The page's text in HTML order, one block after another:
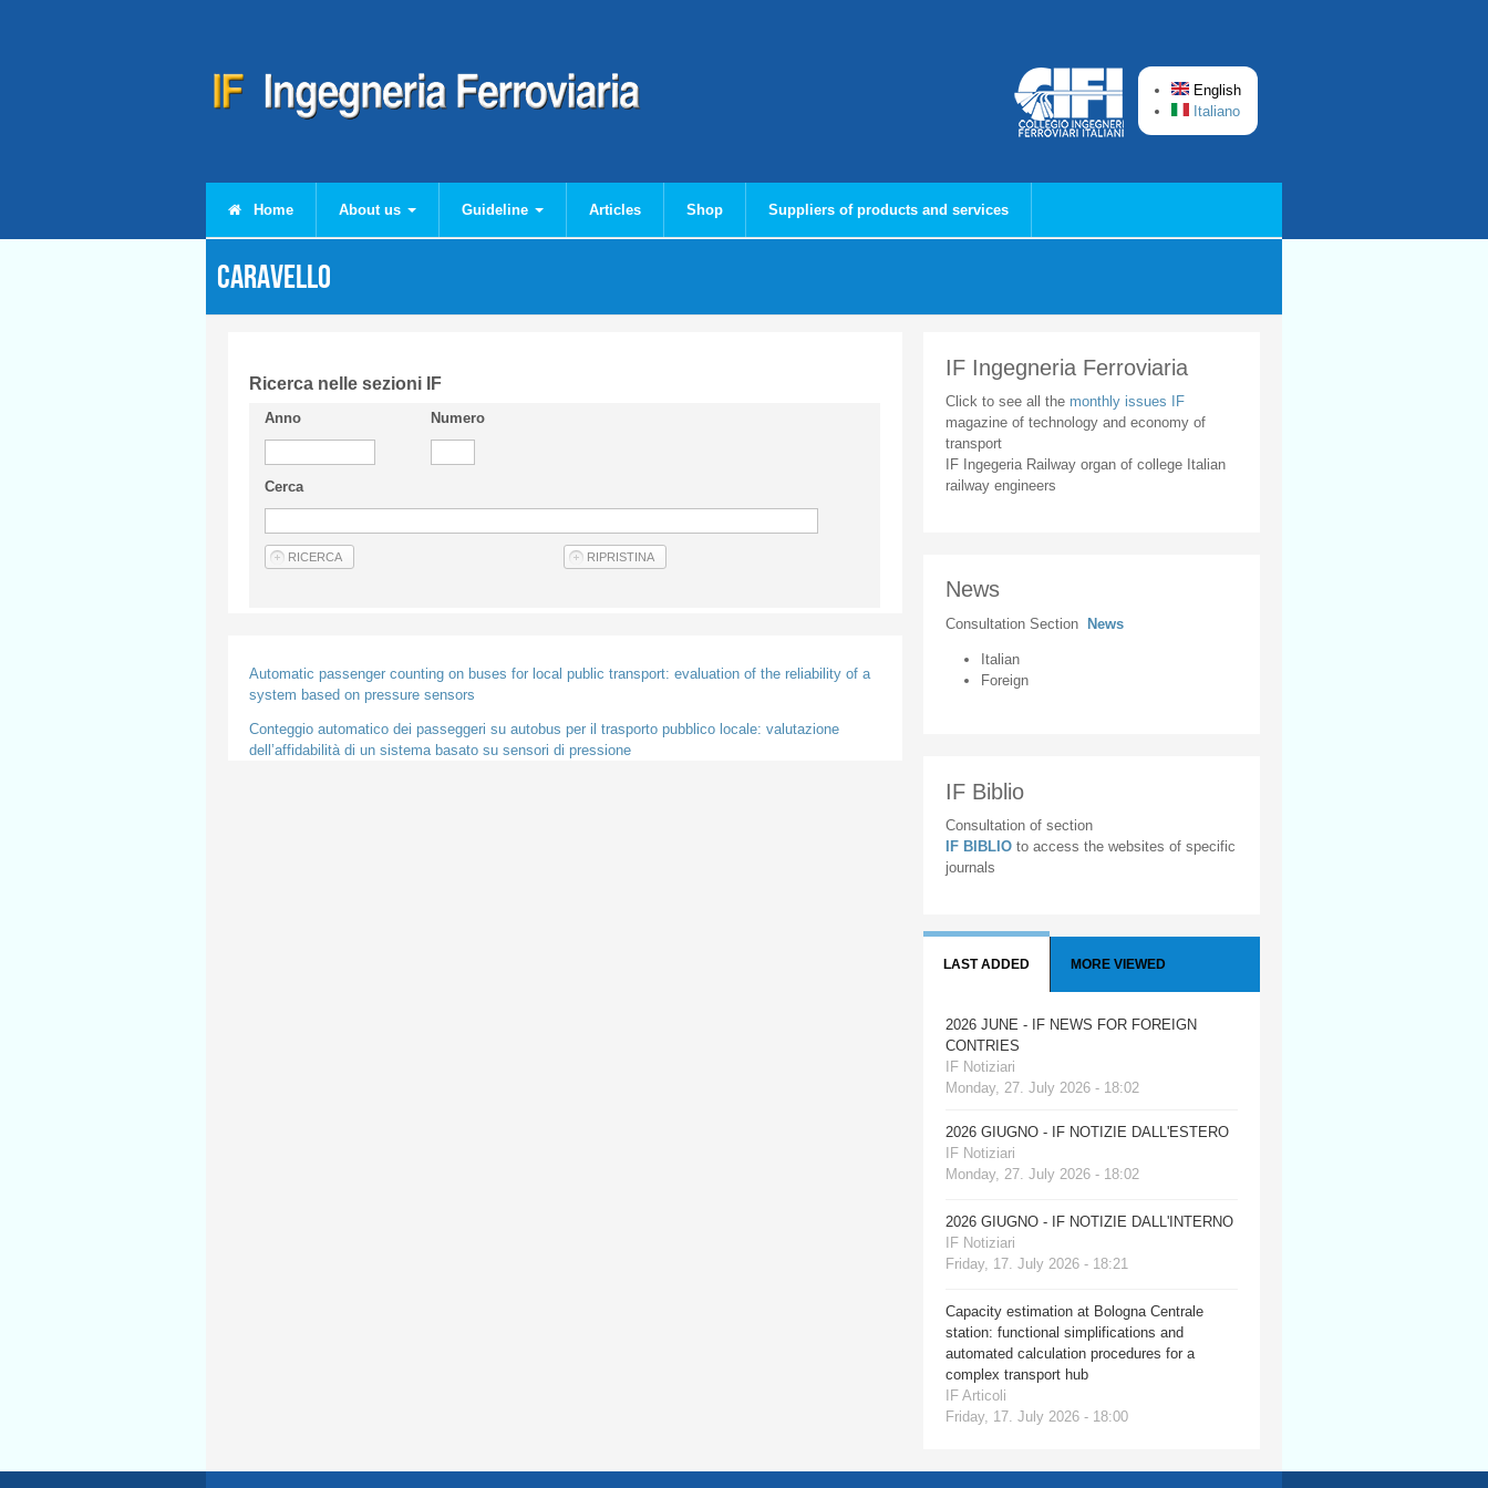
English
Italiano
Home About us Guideline Articles Shop Suppliers of products and services
CARAVELLO
Ricerca nelle sezioni IF
Anno Numero
Cerca
Automatic passenger counting on buses for local public transport: evaluation of the reliability of a
system based on pressure sensors
Conteggio automatico dei passeggeri su autobus per il trasporto pubblico locale: valutazione
dell’affidabilità di un sistema basato su sensori di pressione
IF Ingegneria Ferroviaria
Click to see all the monthly issues IF
magazine of technology and economy of
transport
IF Ingegeria Railway organ of college Italian
railway engineers
News
Consultation Section News
Italian
Foreign
IF Biblio
Consultation of section
IF BIBLIO to access the websites of specific
journals
LAST ADDED MORE VIEWED
2026 JUNE - IF NEWS FOR FOREIGN
CONTRIES
IF Notiziari
Monday, 27. July 2026 - 18:02
2026 GIUGNO - IF NOTIZIE DALL'ESTERO
IF Notiziari
Monday, 27. July 2026 - 18:02
2026 GIUGNO - IF NOTIZIE DALL'INTERNO
IF Notiziari
Friday, 17. July 2026 - 18:21
Capacity estimation at Bologna Centrale
station: functional simplifications and
automated calculation procedures for a
complex transport hub
IF Articoli
Friday, 17. July 2026 - 18:00